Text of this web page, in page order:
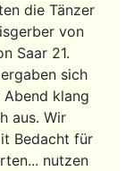
die Tänzer
von
Saar 21.
sich
klang
aus. Wir
Bedacht für
nutzen